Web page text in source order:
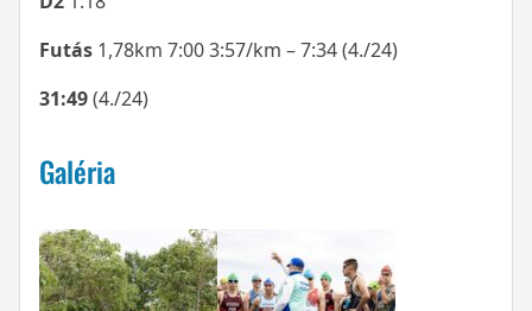
Futás 1,78km 7:00 3:57/km – 7:34 (4./24)
31:49(4./24)
Galéria